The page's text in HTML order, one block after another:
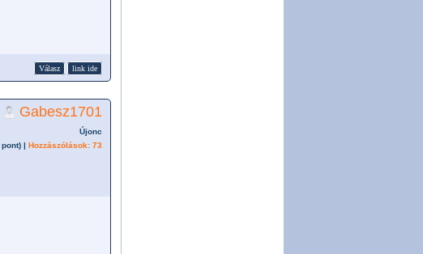
Válasz link ide
Gabesz1701
Újonc
pont) | Hozzászólások: 73